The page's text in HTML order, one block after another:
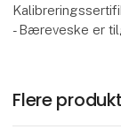
- Bæreveske er
Flere